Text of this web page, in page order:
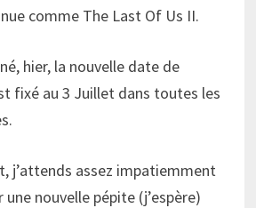
comme The Last Of Us II.
hier, la nouvelle date de
fixé au 3 Juillet dans toutes les
j’attends assez impatiemment
une nouvelle pépite (j’espère)